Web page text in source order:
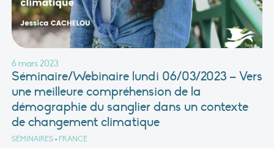
6 mars 2023
Séminaire/Webinaire lundi 06/03/2023 – Vers
une meilleure compréhension de la
démographie du sanglier dans un contexte
de changement climatique
SÉMINAIRES • FRANCE